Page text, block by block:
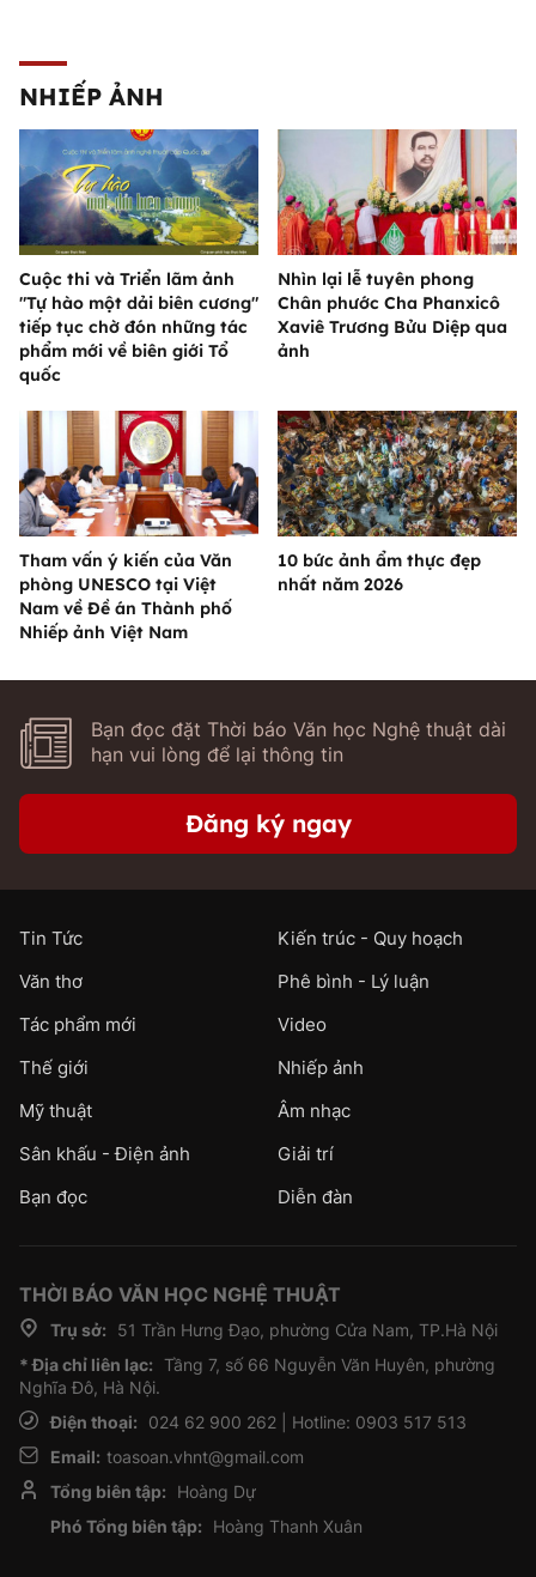
NHIẾP ẢNH
Cuộc thi và Triển lãm ảnh
"Tự hào một dải biên cương"
tiếp tục chờ đón những tác
phẩm mới về biên giới Tổ
quốc
Nhìn lại lễ tuyên phong
Chân phước Cha Phanxicô
Xaviê Trương Bửu Diệp qua
ảnh
Tham vấn ý kiến của Văn
phòng UNESCO tại Việt
Nam về Đề án Thành phố
Nhiếp ảnh Việt Nam
10 bức ảnh ẩm thực đẹp
nhất năm 2026
Bạn đọc đặt Thời báo Văn học Nghệ thuật dài
hạn vui lòng để lại thông tin
Đăng ký ngay
Tin Tức
Kiến trúc - Quy hoạch
Văn thơ
Phê bình - Lý luận
Tác phẩm mới
Video
Thế giới
Nhiếp ảnh
Mỹ thuật
Âm nhạc
Sân khấu - Điện ảnh
Giải trí
Bạn đọc
Diễn đàn
THỜI BÁO VĂN HỌC NGHỆ THUẬT
Trụ sở:
51 Trần Hưng Đạo, phường Cửa Nam, TP.Hà Nội
* Địa chỉ liên lạc: Tầng 7, số 66 Nguyễn Văn Huyên, phường
Nghĩa Đô, Hà Nội.
Điện thoại:
024 62 900 262 | Hotline: 0903 517 513
Email: toasoan.vhnt@gmail.com
Tổng biên tập:
Hoàng Dự
Phó Tổng biên tập:
Hoàng Thanh Xuân